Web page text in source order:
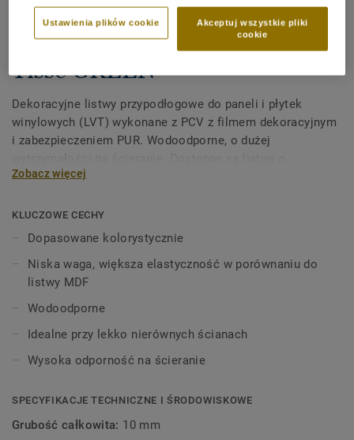
Dekoracyjne listwy
przypodłogowe z PCV do LVT -
Tisse GREEN
Dekoracyjne listwy przypodłogowe do paneli i płytek
winylowych (LVT) wykonane z PCV z filmem dekoracyjnym
i zabezpieczeniem PUR. Wodoodporne, o dużej
wysokości 60 mm i długości 2,02 m, w kolorach
winylowych. Dekoracyjne listwy przypodłogowe są
kompatybilne ze wszystkimi podłogami LVT Tarkett (Glue-
Down, Click i Loose-Lay).
Zobacz więcej
KLUCZOWE CECHY
Dopasowane kolorystycznie
Niska waga, większa elastyczność w porównaniu do
listwy MDF
Wodoodporne
Idealne przy lekko nierównych ścianach
Wysoka odporność na ścieranie
SPECYFIKACJE TECHNICZNE I ŚRODOWISKOWE
Grubość całkowita: 10 mm
Akceptuj wszystkie pliki
cookie
Ustawienia plików cookie